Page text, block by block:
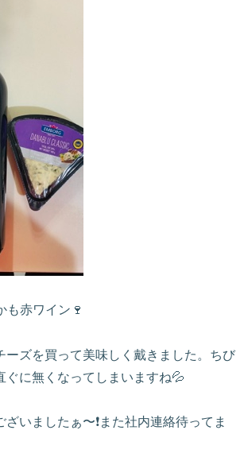
も赤ワイン🍷
ーズを買って美味しく戴きました。ちび
ぐに無くなってしまいますね💦
いましたぁ〜❗️また社内連絡待ってま